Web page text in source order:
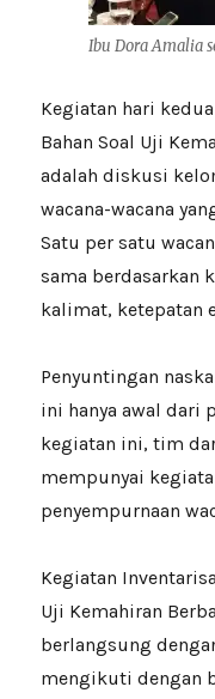
Ibu Dora Amalia
Kegiatan hari
Bahan Soal Uji
adalah diskusi
wacana-wacana
Satu per satu
sama berdasarkan
kalimat, ketepatan
Penyuntingan
ini hanya awal dari
kegiatan ini, tim
mempunyai
penyempurnaan
Kegiatan
Uji Kemahiran
berlangsung
mengikuti dengan